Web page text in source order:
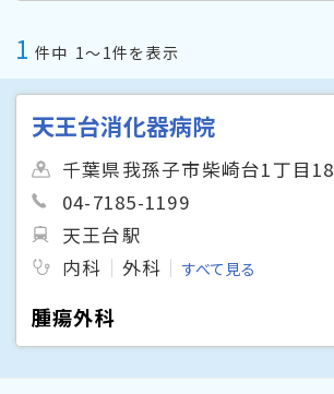
1 件中 1〜1件を表示
天王台消化器病院
千葉県我孫子市柴崎台1丁目
04-7185-1199
天王台駅
内科
外科 すべて見る
腫瘍外科